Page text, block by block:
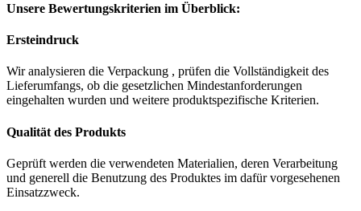
Unsere Bewertungskriterien im Überblick:
Ersteindruck
Wir analysieren die Verpackung , prüfen die Vollständigkeit des
Lieferumfangs, ob die gesetzlichen Mindestanforderungen
eingehalten wurden und weitere produktspezifische Kriterien.
Qualität des Produkts
Geprüft werden die verwendeten Materialien, deren Verarbeitung
und generell die Benutzung des Produktes im dafür vorgesehenen
Einsatzzweck.